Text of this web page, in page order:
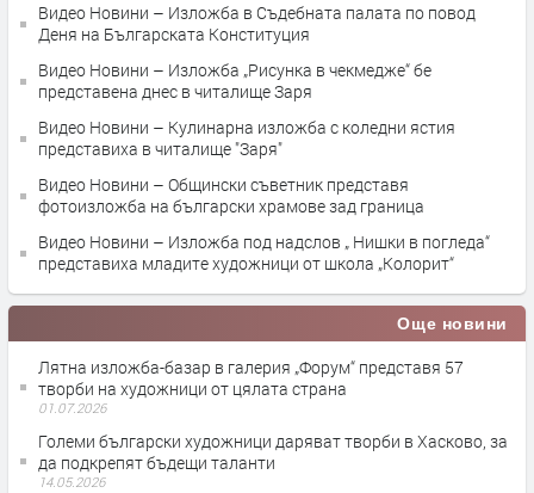
Видео Новини – Изложба в Съдебната палата по повод
Деня на Българската Конституция
Видео Новини – Изложба „Рисунка в чекмедже“ бе
представена днес в читалище Заря
Видео Новини – Кулинарна изложба с коледни ястия
представиха в читалище "Заря"
Видео Новини – Oбщински съветник представя
фотоизложба на български храмове зад граница
Видео Новини – Изложба под надслов „ Нишки в погледа“
представиха младите художници от школа „Колорит“
Още новини
Лятна изложба-базар в галерия „Форум“ представя 57
творби на художници от цялата страна
01.07.2026
Големи български художници даряват творби в Хасково, за
да подкрепят бъдещи таланти
14.05.2026